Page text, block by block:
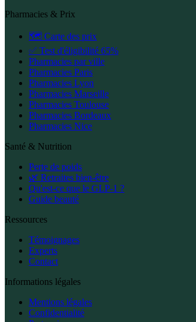
Pharmacies & Prix
🗺️ Carte des prix
✅ Test d'éligibilité 65%
Pharmacies par ville
Pharmacies Paris
Pharmacies Lyon
Pharmacies Marseille
Pharmacies Toulouse
Pharmacies Bordeaux
Pharmacies Nice
Santé & Nutrition
Perte de poids
🌿 Retraites bien-être
Qu'est-ce que le GLP-1 ?
Guide beauté
Ressources
Témoignages
Experts
Contact
Informations légales
Mentions légales
Confidentialité